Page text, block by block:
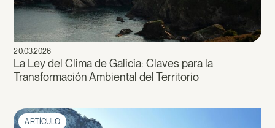
20.03.2026
La Ley del Clima de Galicia: Claves para la
Transformación Ambiental del Territorio
ARTÍCULO